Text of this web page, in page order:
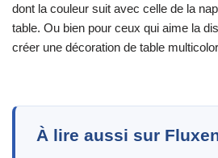
dont la couleur suit avec celle de la
table. Ou bien pour ceux qui aime la
créer une décoration de table
À lire aussi sur